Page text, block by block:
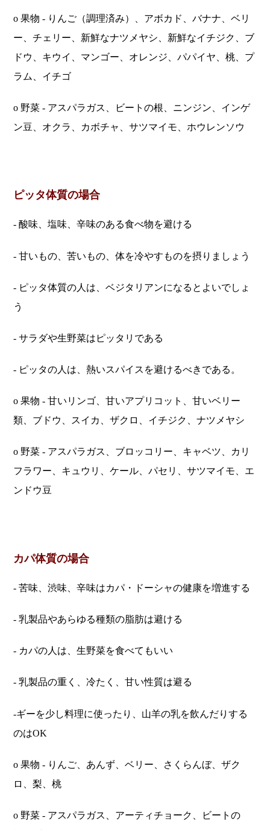
o 果物 - りんご（調理済み）、アボカド、バナナ、ベリ
ー、チェリー、新鮮なナツメヤシ、新鮮なイチジク、ブ
ドウ、キウイ、マンゴー、オレンジ、パパイヤ、桃、プ
ラム、イチゴ
o 野菜 - アスパラガス、ビートの根、ニンジン、インゲ
ン豆、オクラ、カボチャ、サツマイモ、ホウレンソウ
ピッタ体質の場合
- 酸味、塩味、辛味のある食べ物を避ける
- 甘いもの、苦いもの、体を冷やすものを摂りましょう
- ピッタ体質の人は、ベジタリアンになるとよいでしょ
う
- サラダや生野菜はピッタリである
- ピッタの人は、熱いスパイスを避けるべきである。
o 果物 - 甘いリンゴ、甘いアプリコット、甘いベリー
類、ブドウ、スイカ、ザクロ、イチジク、ナツメヤシ
o 野菜 - アスパラガス、ブロッコリー、キャベツ、カリ
フラワー、キュウリ、ケール、パセリ、サツマイモ、エ
ンドウ豆
カパ体質の場合
- 苦味、渋味、辛味はカパ・ドーシャの健康を増進する
- 乳製品やあらゆる種類の脂肪は避ける
- カパの人は、生野菜を食べてもいい
- 乳製品の重く、冷たく、甘い性質は避る
-ギーを少し料理に使ったり、山羊の乳を飲んだりする
のはOK
o 果物 - りんご、あんず、ベリー、さくらんぼ、ザク
ロ、梨、桃
o 野菜 - アスパラガス、アーティチョーク、ビートの